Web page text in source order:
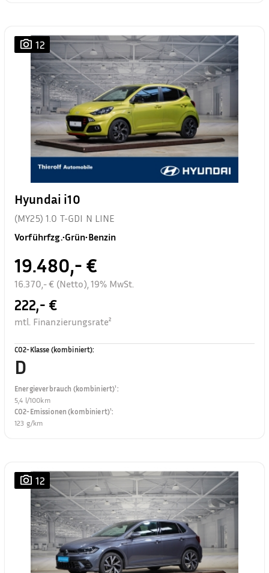
12
Hyundai i10
(MY25) 1.0 T-GDI N LINE
Vorführfzg.•Grün•Benzin
19.480,- €
16.370,- € (Netto), 19% MwSt.
222,- €
mtl. Finanzierungsrate²
CO2-Klasse (kombiniert):
D
Energieverbrauch (kombiniert)¹:
5,4 l/100km
CO2-Emissionen (kombiniert)¹:
123 g/km
12